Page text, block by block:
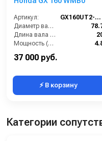
Артикул:
GX160UT2-WMB0
Диаметр вала (мм):
Длина вала (мм):
Мощность (л/с):
Объем двигателя (см3):
37 000 руб.
⚡ В корзину
Категории